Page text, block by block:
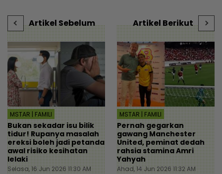
Artikel Sebelum
MSTAR | FAMILI
Bukan sekadar isu bilik
tidur! Rupanya masalah
ereksi boleh jadi petanda
awal risiko kesihatan
lelaki
Selasa, 16 Jun 2026 11:30 AM
Artikel Berikut
MSTAR | FAMILI
Pernah gegarkan
gawang Manchester
United, peminat dedah
rahsia stamina Amri
Yahyah
Ahad, 14 Jun 2026 11:32 AM